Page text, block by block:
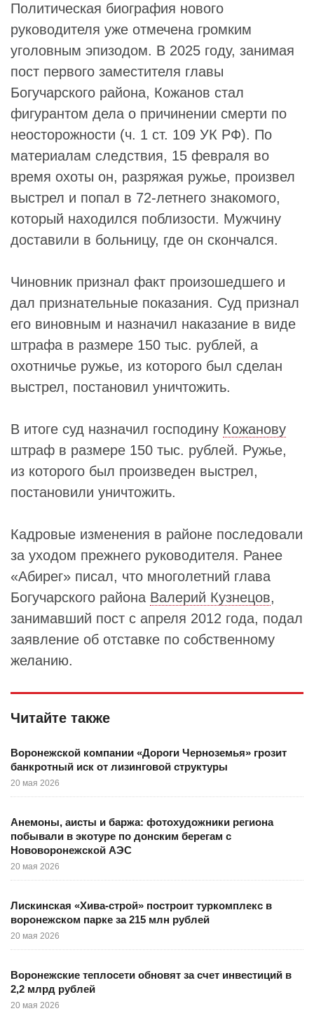
Политическая биография нового
руководителя уже отмечена громким
уголовным эпизодом. В 2025 году, занимая
пост первого заместителя главы
Богучарского района, Кожанов стал
фигурантом дела о причинении смерти по
неосторожности (ч. 1 ст. 109 УК РФ). По
материалам следствия, 15 февраля во
время охоты он, разряжая ружье, произвел
выстрел и попал в 72‑летнего знакомого,
который находился поблизости. Мужчину
доставили в больницу, где он скончался.
Чиновник признал факт произошедшего и
дал признательные показания. Суд признал
его виновным и назначил наказание в виде
штрафа в размере 150 тыс. рублей, а
охотничье ружье, из которого был сделан
выстрел, постановил уничтожить.
В итоге суд назначил господину Кожанову
штраф в размере 150 тыс. рублей. Ружье,
из которого был произведен выстрел,
постановили уничтожить.
Кадровые изменения в районе последовали
за уходом прежнего руководителя. Ранее
«Абирег» писал, что многолетний глава
Богучарского района Валерий Кузнецов,
занимавший пост с апреля 2012 года, подал
заявление об отставке по собственному
желанию.
Читайте также
Воронежской компании «Дороги Черноземья» грозит
банкротный иск от лизинговой структуры
20 мая 2026
Анемоны, аисты и баржа: фотохудожники региона
побывали в экотуре по донским берегам с
Нововоронежской АЭС
20 мая 2026
Лискинская «Хива-строй» построит туркомплекс в
воронежском парке за 215 млн рублей
20 мая 2026
Воронежские теплосети обновят за счет инвестиций в
2,2 млрд рублей
20 мая 2026